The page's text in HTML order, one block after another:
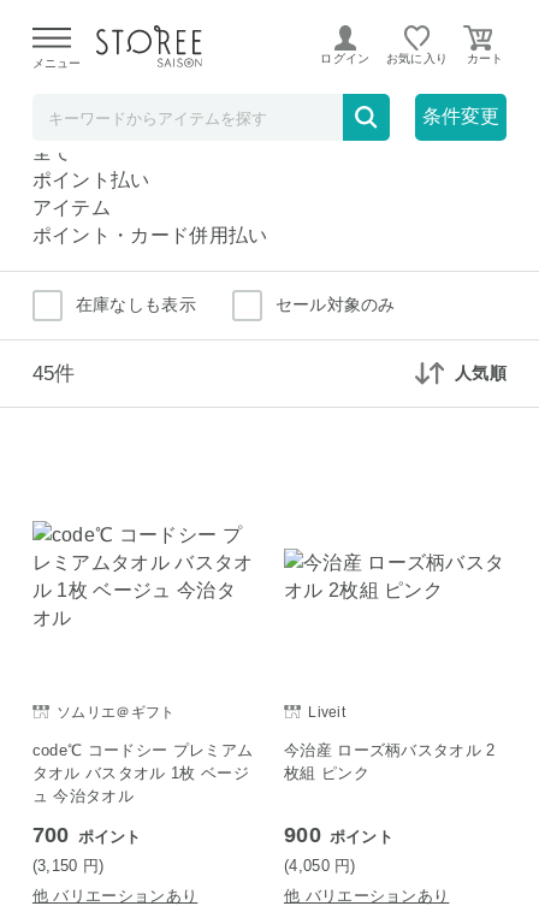
よる配送遅延が発生しております。
メニュー ログイン お気に入り
条件変更
バスタオル
バスタオル
全て
ポイント払い
アイテム
ポイント・カード併用払い
在庫なしも表示 セール対象のみ
45件 人気順
ソムリエ＠ギフト
code℃ コードシー プレミアム
タオル バスタオル 1枚 ベージ
ュ 今治タオル
700 ポイント
(3,150 円)
他 バリエーションあり
Liveit
今治産 ローズ柄バスタオル 2
枚組 ピンク
900 ポイント
(4,050 円)
他 バリエーションあり